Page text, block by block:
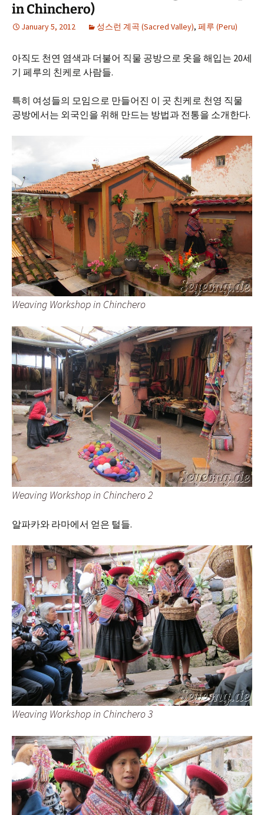
in Chinchero)
January 5, 2012 성스런 계곡 (Sacred Valley), 페루 (Peru)
아직도 천연 염색과 더불어 직물 공방으로 옷을 해입는 20세
기 페루의 친케로 사람들.
특히 여성들의 모임으로 만들어진 이 곳 친케로 천영 직물
공방에서는 외국인을 위해 만드는 방법과 전통을 소개한다.
Weaving Workshop in Chinchero
Weaving Workshop in Chinchero 2
알파카와 라마에서 얻은 털들.
Weaving Workshop in Chinchero 3